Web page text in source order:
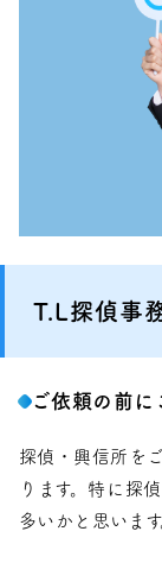
T.L探偵事
ご依頼の前に
探偵・興信所を
ります。特に探
多いかと思います